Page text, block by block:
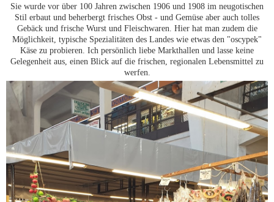
Sie wurde vor über 100 Jahren zwischen 1906 und 1908 im neugotischen
Stil erbaut und beherbergt frisches Obst - und Gemüse aber auch tolles
Gebäck und frische Wurst und Fleischwaren. Hier hat man zudem die
Möglichkeit, typische Spezialitäten des Landes wie etwas den "oscypek"
Käse zu probieren. Ich persönlich liebe Markthallen und lasse keine
Gelegenheit aus, einen Blick auf die frischen, regionalen Lebensmittel zu
werfen.